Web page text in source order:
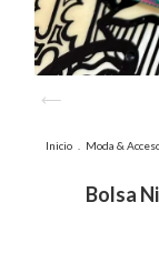
Inicio Moda &
Bolsa